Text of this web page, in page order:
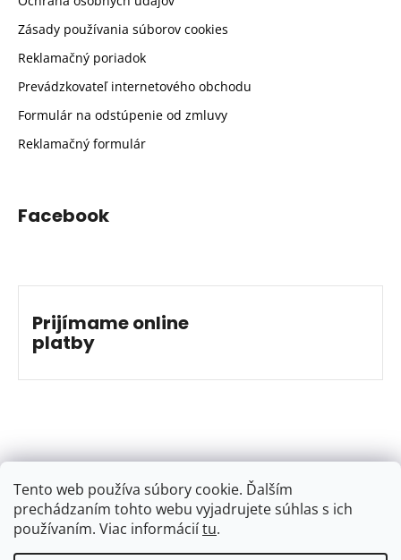
Tento web používa súbory cookie. Ďalším
prechádzaním tohto webu vyjadrujete súhlas s ich
používaním. Viac informáciítu.
Zásady používania súborov cookies
Reklamačný poriadok
Prevádzkovateľ internetového obchodu
Formulár na odstúpenie od zmluvy
Reklamačný formulár
Facebook
Prijímame online
platby